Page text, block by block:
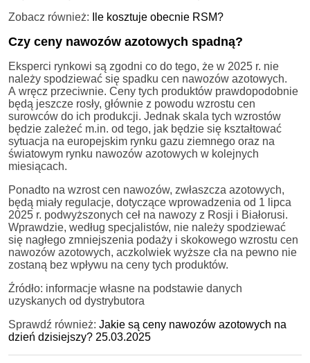
Zobacz również:
Ile kosztuje obecnie RSM?
Czy ceny nawozów azotowych spadną?
Eksperci rynkowi są zgodni co do tego, że w 2025 r. nie
należy spodziewać się spadku cen nawozów azotowych.
A wręcz przeciwnie. Ceny tych produktów prawdopodobnie
będą jeszcze rosły, głównie z powodu wzrostu cen
surowców do ich produkcji. Jednak skala tych wzrostów
będzie zależeć m.in. od tego, jak będzie się kształtować
sytuacja na europejskim rynku gazu ziemnego oraz na
światowym rynku nawozów azotowych w kolejnych
miesiącach.
Ponadto na wzrost cen nawozów, zwłaszcza azotowych,
będą miały regulacje, dotyczące wprowadzenia od 1 lipca
2025 r. podwyższonych ceł na nawozy z Rosji i Białorusi.
Wprawdzie, według specjalistów, nie należy spodziewać
się nagłego zmniejszenia podaży i skokowego wzrostu cen
nawozów azotowych, aczkolwiek wyższe cła na pewno nie
zostaną bez wpływu na ceny tych produktów.
Źródło: informacje własne na podstawie danych
uzyskanych od dystrybutora
Sprawdź również: Jakie są ceny nawozów azotowych na
dzień dzisiejszy? 25.03.2025